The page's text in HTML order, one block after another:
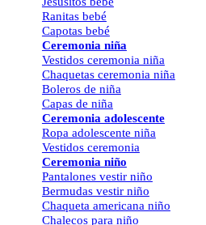
Ranitas bebé
Capotas bebé
Ceremonia niña
Vestidos ceremonia niña
Chaquetas ceremonia niña
Boleros de niña
Capas de niña
Ceremonia adolescente
Ropa adolescente niña
Vestidos ceremonia
Ceremonia niño
Pantalones vestir niño
Bermudas vestir niño
Chaqueta americana niño
Chalecos para niño